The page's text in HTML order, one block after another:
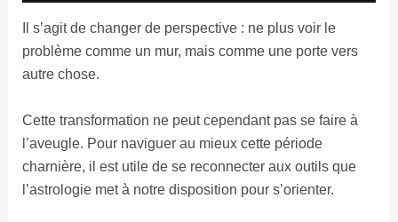
Il s’agit de changer de perspective : ne plus voir le
problème comme un mur, mais comme une porte vers
autre chose.
Cette transformation ne peut cependant pas se faire à
l’aveugle. Pour naviguer au mieux cette période
charnière, il est utile de se reconnecter aux outils que
l’astrologie met à notre disposition pour s’orienter.